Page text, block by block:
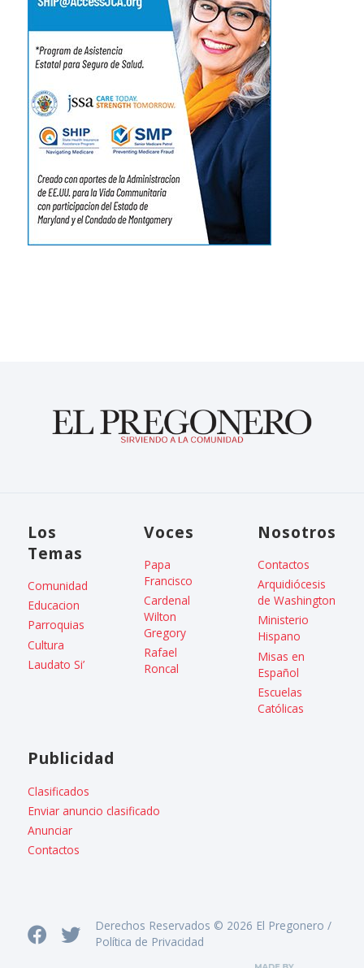
Los
Temas
Comunidad
Educacion
Parroquias
Cultura
Laudato Si’
Voces
Papa
Francisco
Cardenal
Wilton
Gregory
Rafael
Roncal
Nosotros
Contactos
Arquidiócesis
de Washington
Ministerio
Hispano
Misas en
Español
Escuelas
Católicas
Publicidad
Clasificados
Enviar anuncio clasificado
Anunciar
Contactos
Derechos Reservados © 2026 El Pregonero /
Política de Privacidad